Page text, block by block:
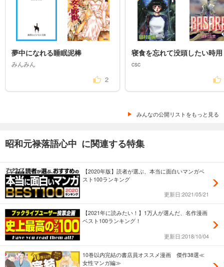
夢中になれる睡眠泥棒
みんみん
2
寝食を忘れて没頭したい時用
csc
みんなの公開リストをもっと見る
昭和元禄落語心中 に関連する特集
【2020年版】読者が選ぶ、本当に面白いマンガベ
スト100ランキング
更新日:2021/05/21
【2021年に読みたい！】1万人が選んだ、名作漫画
ベスト100ランキング！
更新日:2018/10/04
10巻以内完結の書店員オススメ漫画 傑作38選≪
女性マンガ編≫